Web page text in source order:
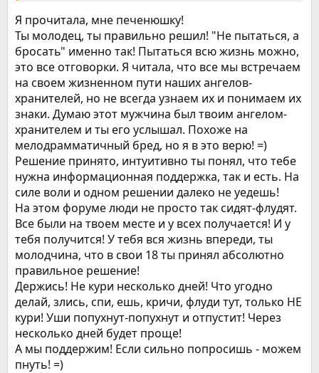
Я прочитала, мне печенюшку!
Ты молодец, ты правильно решил! "Не пытаться, а
бросать" именно так! Пытаться всю жизнь можно,
это все отговорки. Я читала, что все мы встречаем
на своем жизненном пути наших ангелов-
хранителей, но не всегда узнаем их и понимаем их
знаки. Думаю этот мужчина был твоим ангелом-
хранителем и ты его услышал. Похоже на
мелодрамматичный бред, но я в это верю! =)
Решение принято, интуитивно ты понял, что тебе
нужна информационная поддержка, так и есть. На
силе воли и одном решении далеко не уедешь!
На этом форуме люди не просто так сидят-флудят.
Все были на твоем месте и у всех получается! И у
тебя получится! У тебя вся жизнь впереди, ты
молодчина, что в свои 18 ты принял абсолютно
правильное решение!
Держись! Не кури несколько дней! Что угодно
делай, злись, спи, ешь, кричи, флуди тут, только НЕ
кури! Уши попухнут-попухнут и отпустит! Через
несколько дней будет проще!
А мы поддержим! Если сильно попросишь - можем
пнуть! =)